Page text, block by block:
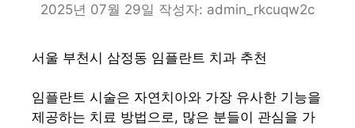
2025년 07월 29일 작성자: admin_rkcuqw2c
서울 부천시 삼정동 임플란트 치과 추천
임플란트 시술은 자연치아와 가장 유사한 기능을
제공하는 치료 방법으로, 많은 분들이 관심을 가